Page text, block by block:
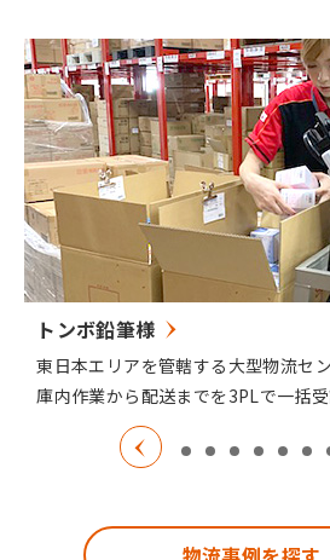
トンボ鉛筆様
東日本エリアを管轄する大型物流セ
庫内作業から配送までを3PLで一括